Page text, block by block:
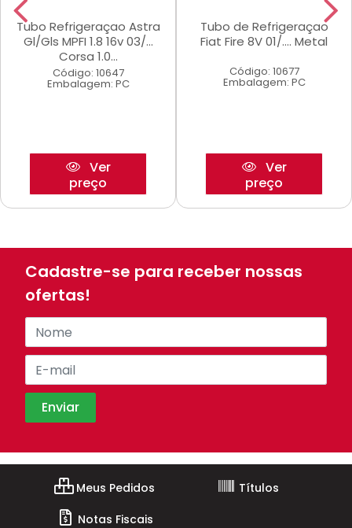
Tubo Refrigeraçao Astra
Gl/Gls MPFI 1.8 16v 03/...
Corsa 1.0...
Código: 10647
Embalagem: PC
Ver
preço
Tubo de Refrigeraçao
Fiat Fire 8V 01/.... Metal
Código: 10677
Embalagem: PC
Ver
preço
Cadastre-se para receber nossas
ofertas!
Meus Pedidos
Títulos
Notas Fiscais